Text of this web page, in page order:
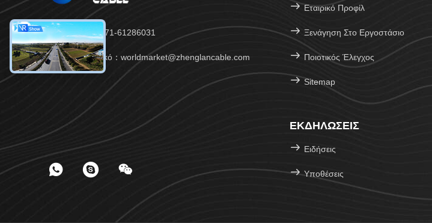
τηλ：86-371-61286031
Ηλεκτρονικό：worldmarket@zhenglancable.com
Εταιρικό Προφίλ
Ξενάγηση Στο Εργοστάσιο
Ποιοτικός Έλεγχος
Sitemap
ΕΚΔΗΛΏΣΕΙΣ
Ειδήσεις
Υποθέσεις